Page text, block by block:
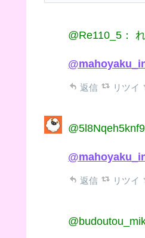
@Re110_5：
返信 リツイ
返信 リツイ